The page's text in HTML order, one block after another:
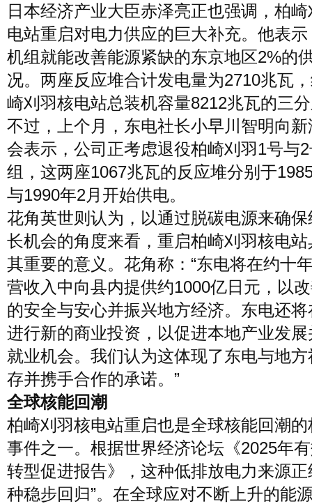
日本经济产业大臣赤泽亮正也强调，柏
电站重启对电力供应的巨大补充。他表
机组就能改善能源紧缺的东京地区2%的
况。两座反应堆合计发电量为2710兆瓦
崎刈羽核电站总装机容量8212兆瓦的三
不过，上个月，东电社长小早川智明向
会表示，公司正考虑退役柏崎刈羽1号与
组，这两座1067兆瓦的反应堆分别于
与1990年2月开始供电。
花角英世则认为，以通过脱碳电源来确
长机会的角度来看，重启柏崎刈羽核电
其重要的意义。花角称：“东电将在约十
营收入中向县内提供约1000亿日元，以
的安全与安心并振兴地方经济。东电还
进行新的商业投资，以促进本地产业发
就业机会。我们认为这体现了东电与地
存并携手合作的承诺。”
全球核能回潮
柏崎刈羽核电站重启也是全球核能回潮
事件之一。根据世界经济论坛《2025年
转型促进报告》，这种低排放电力来源正
种稳步回归”。在全球应对不断上升的能